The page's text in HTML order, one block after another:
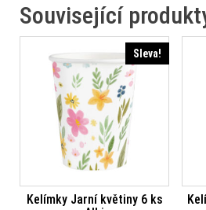
Související
Sleva!
Kelímky Jarní květiny 6 ks